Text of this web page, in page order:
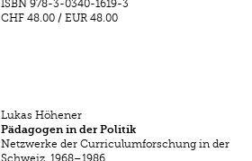
ISBN 978-3-0340-1619-3
CHF 48.00 /EUR 48.00
Lukas Höhener
Pädagogen in der Politik
Netzwerke der Curriculumforschung in der
Schweiz, 1968–1986